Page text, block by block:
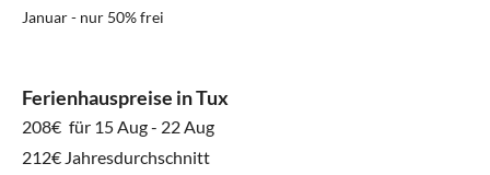
Januar - nur 50% frei
Ferienhauspreise in Tux
208€ für 15 Aug - 22 Aug
212€ Jahresdurchschnitt